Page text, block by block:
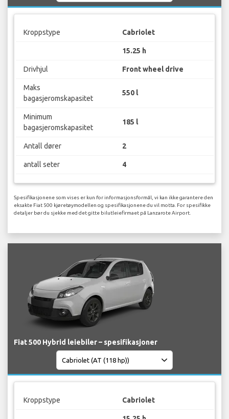
Kroppstype Cabriolet
15.25 h
Drivhjul Front wheel drive
Maks
bagasjeromskapasitet
550 l
Minimum
bagasjeromskapasitet
185 l
Antall dører 2
antall seter 4
Spesifikasjonene som vises er kun for informasjonsformål, vi kan ikke garantere den
eksakte Fiat 500 kjøretøymodellen og spesifikasjonene du vil motta. For spesifikke
detaljer bør du sjekke med det gitte bilutleiefirmaet på Lanzarote Airport.
Fiat 500 Hybrid leiebiler – spesifikasjoner
Kroppstype Cabriolet